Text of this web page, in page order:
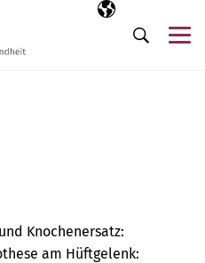
Ausgewählte
DE
Suche
Knochenersatz:
am Hüftgelenk: